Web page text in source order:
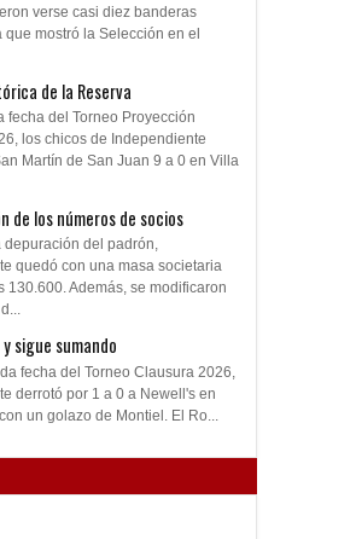
verse casi diez banderas
que mostró la Selección en el
de la Reserva
fecha del Torneo Proyección
los chicos de Independiente
Martín de San Juan 9 a 0 en Villa
de los números de socios
depuración del padrón,
quedó con una masa societaria
130.600. Además, se modificaron
y sigue sumando
fecha del Torneo Clausura 2026,
derrotó por 1 a 0 a Newell's en
un golazo de Montiel. El Ro...